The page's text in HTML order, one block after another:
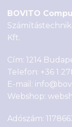
BOVITO
Kft.
Cím: 1214
Telefon: +36 1
E-mail:
Webshop:
Adószám: